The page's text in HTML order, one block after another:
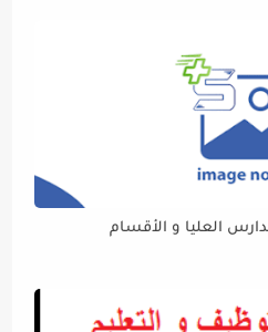
العليا و الأقسام